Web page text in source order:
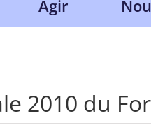
Agir
2010 du